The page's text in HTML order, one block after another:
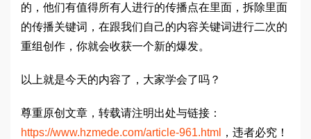
的，他们有值得所有人进行的传播点在里面，拆除里面
的传播关键词，在跟我们自己的内容关键词进行二次的
重组创作，你就会收获一个新的爆发。
以上就是今天的内容了，大家学会了吗？
尊重原创文章，转载请注明出处与链接：
https://www.hzmede.com/article-961.html
，违者必究！